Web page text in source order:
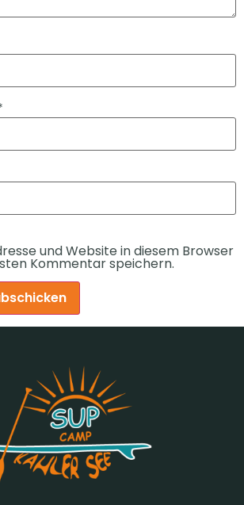
und Website in diesem Browser
Kommentar speichern.